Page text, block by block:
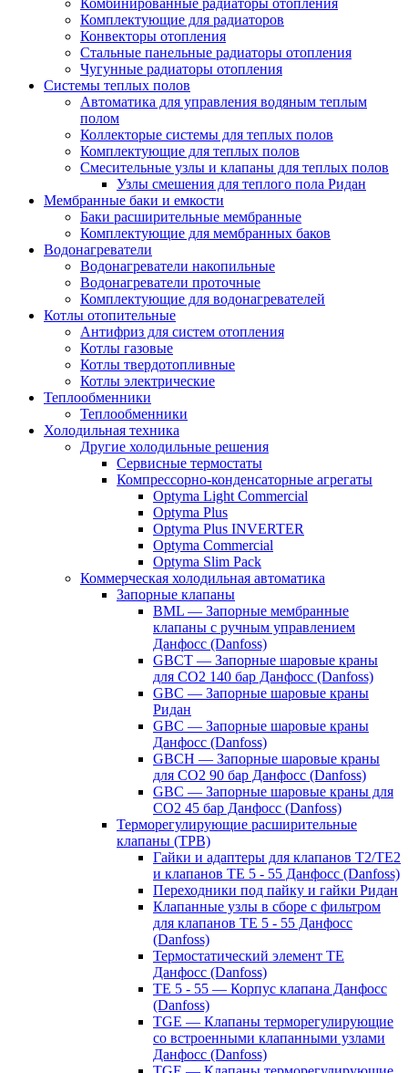
Комбинированные радиаторы отопления
Комплектующие для радиаторов
Конвекторы отопления
Стальные панельные радиаторы отопления
Чугунные радиаторы отопления
Системы теплых полов
Автоматика для управления водяным теплым
полом
Коллекторые системы для теплых полов
Комплектующие для теплых полов
Смесительные узлы и клапаны для теплых полов
Узлы смешения для теплого пола Ридан
Мембранные баки и емкости
Баки расширительные мембранные
Комплектующие для мембранных баков
Водонагреватели
Водонагреватели накопильные
Водонагреватели проточные
Комплектующие для водонагревателей
Котлы отопительные
Антифриз для систем отопления
Котлы газовые
Котлы твердотопливные
Котлы электрические
Теплообменники
Теплообменники
Холодильная техника
Другие холодильные решения
Сервисные термостаты
Компрессорно-конденсаторные агрегаты
Optyma Light Commercial
Optyma Plus
Optyma Plus INVERTER
Optyma Commercial
Optyma Slim Pack
Коммерческая холодильная автоматика
Запорные клапаны
BML — Запорные мембранные
клапаны с ручным управлением
Данфосс (Danfoss)
GBCT — Запорные шаровые краны
для CO2 140 бар Данфосс (Danfoss)
GBC — Запорные шаровые краны
Ридан
GBC — Запорные шаровые краны
Данфосс (Danfoss)
GBCH — Запорные шаровые краны
для CO2 90 бар Данфосс (Danfoss)
GBC — Запорные шаровые краны для
CO2 45 бар Данфосс (Danfoss)
Терморегулирующие расширительные
клапаны (ТРВ)
Гайки и адаптеры для клапанов T2/TE2
и клапанов TE 5 - 55 Данфосс (Danfoss)
Переходники под пайку и гайки Ридан
Клапанные узлы в сборе с фильтром
для клапанов TE 5 - 55 Данфосс
(Danfoss)
Термостатический элемент TE
Данфосс (Danfoss)
TE 5 - 55 — Корпус клапана Данфосс
(Danfoss)
TGE — Клапаны терморегулирующие
со встроенными клапанными узлами
Данфосс (Danfoss)